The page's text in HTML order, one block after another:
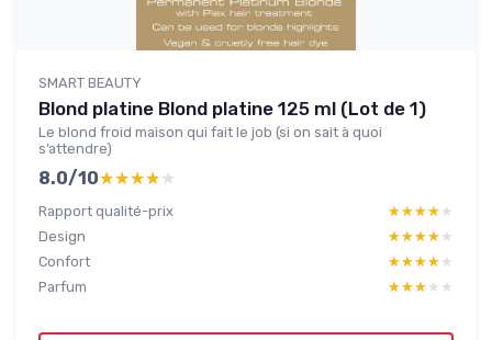
SMART BEAUTY
Blond platine Blond platine 125 ml (Lot de 1)
Le blond froid maison qui fait le job (si on sait à quoi
s’attendre)
8.0/10★★★★★
★★★★★
Rapport qualité-prix ★★★★★
★★★★★
Design
★★★★★
★★★★★
Confort
★★★★★
★★★★★
Parfum
★★★★★
★★★★★